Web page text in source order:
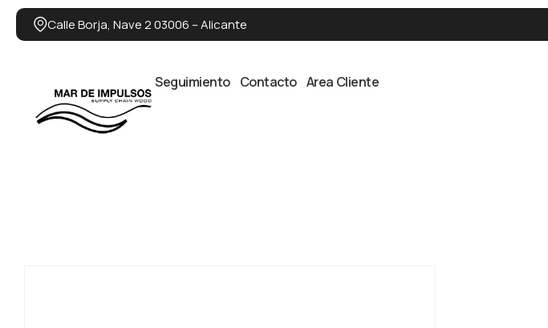
Calle Borja, Nave 2 03006 – Alicante
Seguimiento Contacto Area Cliente